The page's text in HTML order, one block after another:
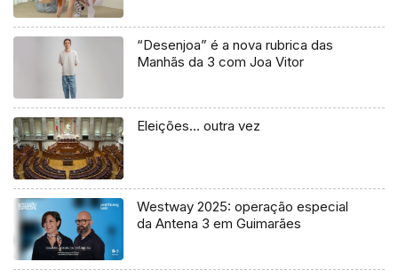
“Desenjoa” é a nova rubrica das
Manhãs da 3 com Joa Vitor
Eleições… outra vez
Westway 2025: operação especial
da Antena 3 em Guimarães